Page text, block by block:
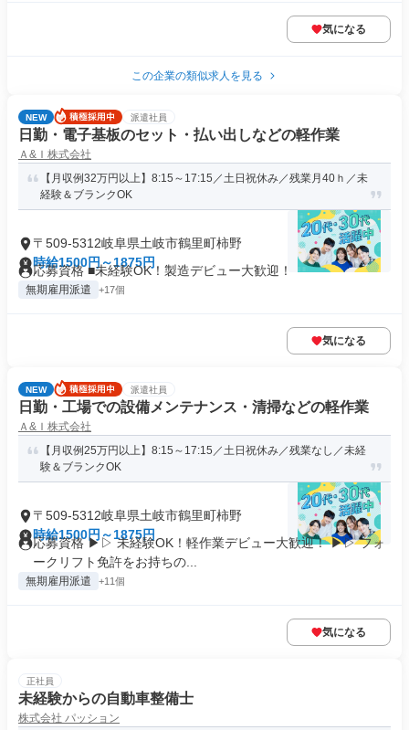
気になる
この企業の類似求人を見る
NEW 派遣社員
日勤・電子基板のセット・払い出しなどの軽作業
Ａ&Ｉ株式会社
【月収例32万円以上】8:15～17:15／土日祝休み／残業月40ｈ／未
経験＆ブランクOK
〒509-5312岐阜県土岐市鶴里町柿野
時給1500円～1875円
応募資格 ■未経験OK！製造デビュー大歓迎！
無期雇用派遣 +17個
気になる
NEW 派遣社員
日勤・工場での設備メンテナンス・清掃などの軽作業
Ａ&Ｉ株式会社
【月収例25万円以上】8:15～17:15／土日祝休み／残業なし／未経
験＆ブランクOK
〒509-5312岐阜県土岐市鶴里町柿野
時給1500円～1875円
応募資格 ▶▷ 未経験OK！軽作業デビュー大歓迎！ ▶▷ フォ
ークリフト免許をお持ちの...
無期雇用派遣 +11個
気になる
正社員
未経験からの自動車整備士
株式会社 パッション